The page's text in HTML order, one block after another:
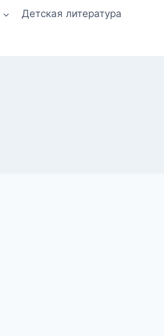
Детская литература